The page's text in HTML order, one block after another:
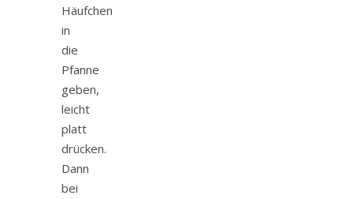
Häufchen
in
die
Pfanne
geben,
leicht
platt
drücken.
Dann
bei